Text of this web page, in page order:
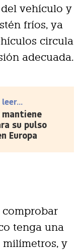
vehículo y
fríos, ya
circula
adecuada.
leer...
mantiene
su pulso
Europa
comprobar
tenga una
milímetros, y